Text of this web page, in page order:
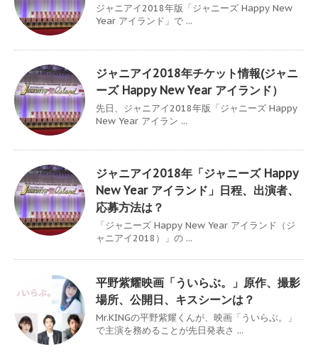
ジャニアイ2018年版「ジャニーズ Happy New
Year アイランド」で ...
ジャニアイ2018年チケット情報(ジャニ
ーズ Happy New Year アイランド）
先日、ジャニアイ2018年版「ジャニーズ Happy
New Year アイラン ...
ジャニアイ2018年「ジャニーズ Happy
New Year アイランド」日程、出演者、
応募方法は？
「ジャニーズ Happy New Year アイランド（ジ
ャニアイ2018）」の ...
平野紫耀映画「ういらぶ。」原作、撮影
場所、公開日、キスシーンは？
Mr.KINGの平野紫耀くんが、映画「ういらぶ。」
で主演を務めることが先日発表さ ...